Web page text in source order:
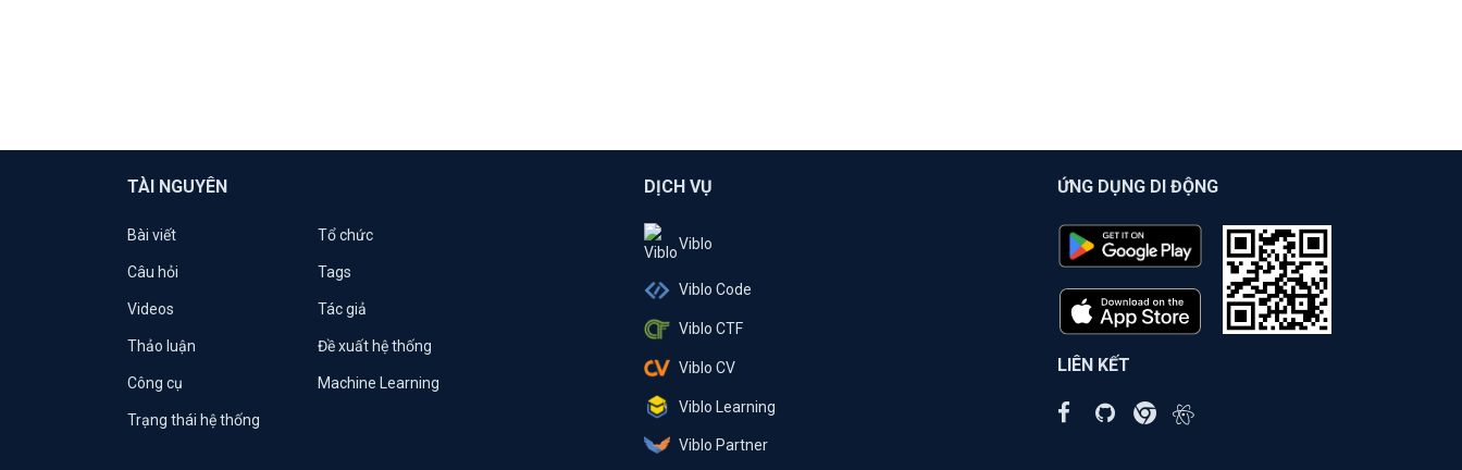
TÀI NGUYÊN
Bài viết Tổ chức
Câu hỏi Tags
Videos Tác giả
Thảo luận Đề xuất hệ thống
Công cụ Machine Learning
Trạng thái hệ thống
DỊCH VỤ
Viblo
Viblo Code
Viblo CTF
Viblo CV
Viblo Learning
Viblo Partner
ỨNG DỤNG DI ĐỘNG
LIÊN KẾT